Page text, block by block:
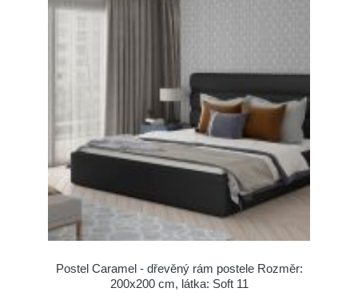
Postel Caramel - dřevěný rám postele Rozměr:
200x200 cm, látka: Soft 11